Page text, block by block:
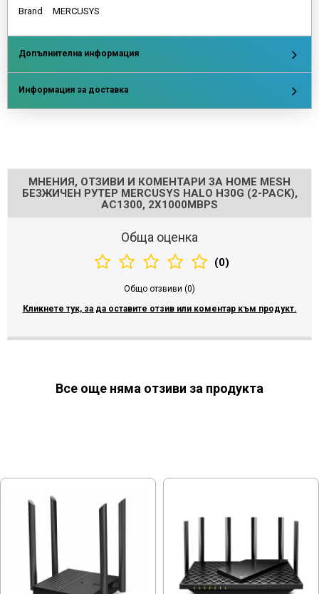
Brand MERCUSYS
Допълнителна информация
Информация за доставка
МНЕНИЯ, ОТЗИВИ И КОМЕНТАРИ ЗА HOME MESH
БЕЗЖИЧЕН РУТЕР MERCUSYS HALO H30G (2-PACK),
AC1300, 2X1000MBPS
Обща оценка
(0)
Общо отзвиви (0)
Кликнете тук, за да оставите отзив или коментар към продукт.
Все още няма отзиви за продукта